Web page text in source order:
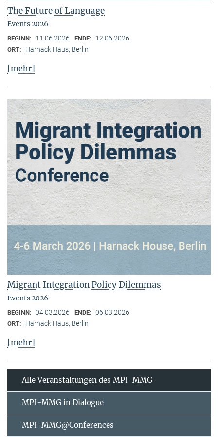
The Future of Language
Events 2026
BEGINN: 11.06.2026 ENDE: 12.06.2026
ORT: Harnack Haus, Berlin
[mehr]
Migrant Integration Policy Dilemmas
Events 2026
BEGINN: 04.03.2026 ENDE: 06.03.2026
ORT: Harnack Haus, Berlin
[mehr]
Alle Veranstaltungen des MPI-MMG
MPI-MMG in Dialogue
MPI-MMG@Conferences